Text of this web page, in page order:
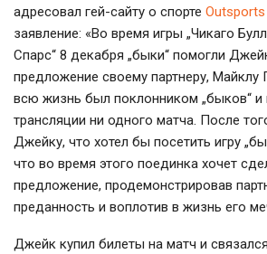
адресовал гей-сайту о спорте Outsports
заявление: «Во время игры „Чикаго
Спарс“ 8 декабря „быки“ помогли
предложение своему партнеру, Майклу
всю жизнь был поклонником „быков“ и
трансляции ни одного матча. После
Джейку, что хотел бы посетить игру
что во время этого поединка хочет
предложение, продемонстрировав
преданность и воплотив в жизнь его
Джейк купил билеты на матч и